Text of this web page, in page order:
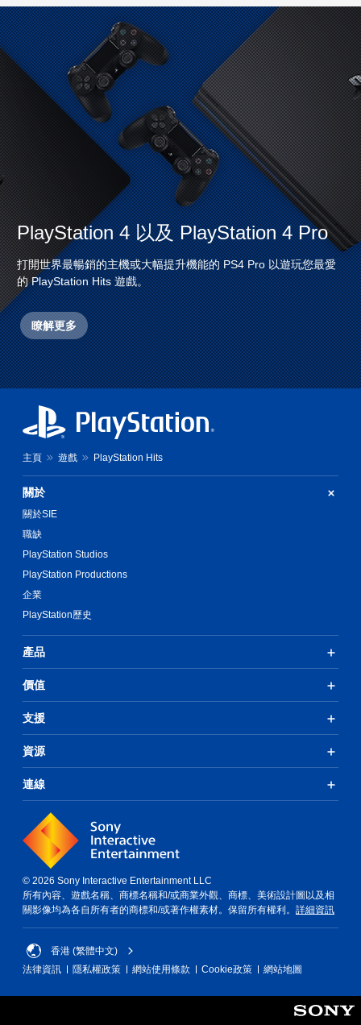
PlayStation 4 以及 PlayStation 4 Pro
打開世界最暢銷的主機或大幅提升機能的 PS4 Pro 以遊玩您最愛
的 PlayStation Hits 遊戲。
瞭解更多
主頁 遊戲 PlayStation Hits
關於
關於SIE
職缺
PlayStation Studios
PlayStation Productions
企業
PlayStation歷史
產品
價值
支援
資源
連線
© 2026 Sony Interactive Entertainment LLC
所有內容、遊戲名稱、商標名稱和/或商業外觀、商標、美術設計圖以及相
關影像均為各自所有者的商標和/或著作權素材。保留所有權利。 詳細資訊
香港 (繁體中文)
法律資訊
隱私權政策 網站使用條款 Cookie政策 網站地圖